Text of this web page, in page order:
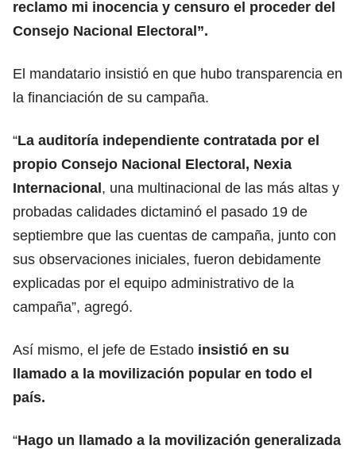
reclamo mi inocencia y censuro el proceder del
Consejo Nacional Electoral”.
El mandatario insistió en que hubo transparencia en
la financiación de su campaña.
“La auditoría independiente contratada por el
propio Consejo Nacional Electoral, Nexia
Internacional, una multinacional de las más altas y
probadas calidades dictaminó el pasado 19 de
septiembre que las cuentas de campaña, junto con
sus observaciones iniciales, fueron debidamente
explicadas por el equipo administrativo de la
campaña”, agregó.
Así mismo, el jefe de Estado insistió en su
llamado a la movilización popular en todo el
país.
“Hago un llamado a la movilización generalizada